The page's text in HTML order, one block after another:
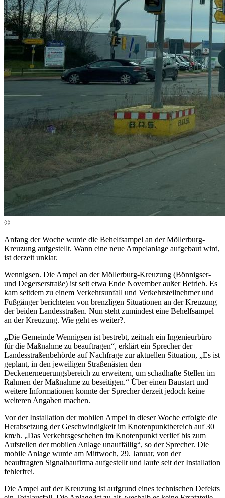
©
Anfang der Woche wurde die Behelfsampel an der Möllerburg-
Kreuzung aufgestellt. Wann eine neue Ampelanlage aufgebaut wird,
ist derzeit unklar.
Wennigsen. Die Ampel an der Möllerburg-Kreuzung (Bönnigser-
und Degerserstraße) ist seit etwa Ende November außer Betrieb. Es
kam seitdem zu einem Verkehrsunfall und Verkehrsteilnehmer und
Fußgänger berichteten von brenzligen Situationen an der Kreuzung
der beiden Landesstraßen. Nun steht zumindest eine Behelfsampel
an der Kreuzung. Wie geht es weiter?.
„Die Gemeinde Wennigsen ist bestrebt, zeitnah ein Ingenieurbüro
für die Maßnahme zu beauftragen“, erklärt ein Sprecher der
Landesstraßenbehörde auf Nachfrage zur aktuellen Situation, „Es ist
geplant, in den jeweiligen Straßenästen den
Deckenerneuerungsbereich zu erweitern, um schadhafte Stellen im
Rahmen der Maßnahme zu beseitigen.“ Über einen Baustart und
weitere Informationen konnte der Sprecher derzeit jedoch keine
weiteren Angaben machen.
Vor der Installation der mobilen Ampel in dieser Woche erfolgte die
Herabsetzung der Geschwindigkeit im Knotenpunktbereich auf 30
km/h. „Das Verkehrsgeschehen im Knotenpunkt verlief bis zum
Aufstellen der mobilen Anlage unauffällig“, so der Sprecher. Die
mobile Anlage wurde am Mittwoch, 29. Januar, von der
beauftragten Signalbaufirma aufgestellt und laufe seit der Installation
fehlerfrei.
Die Ampel auf der Kreuzung ist aufgrund eines technischen Defekts